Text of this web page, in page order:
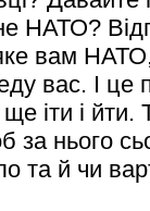
НАТО?
вам
вас. І
іти і
за нього
та й чи